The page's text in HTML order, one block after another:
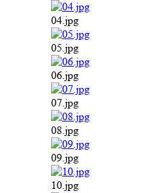
04.jpg
05.jpg
06.jpg
07.jpg
08.jpg
09.jpg
10.jpg